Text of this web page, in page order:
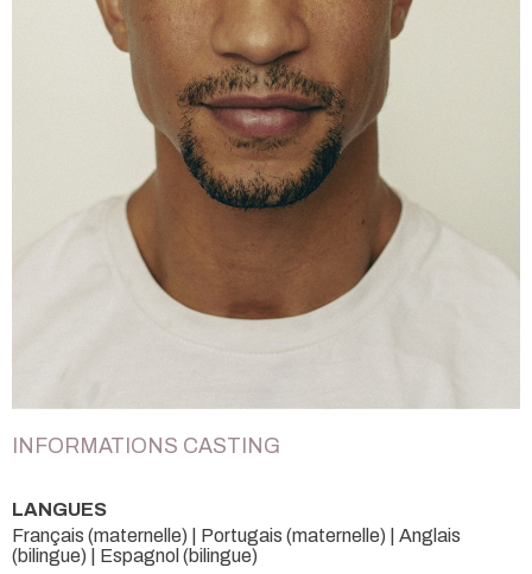
INFORMATIONS CASTING
LANGUES
Français (maternelle) | Portugais (maternelle) | Anglais
(bilingue) | Espagnol (bilingue)